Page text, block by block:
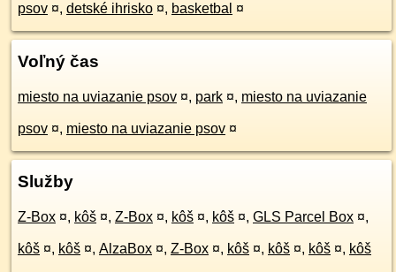
psov ¤, detské ihrisko ¤, basketbal ¤
Voľný čas
miesto na uviazanie psov ¤, park ¤, miesto na uviazanie
psov ¤, miesto na uviazanie psov ¤
Služby
Z-Box ¤, kôš ¤, Z-Box ¤, kôš ¤, kôš ¤, GLS Parcel Box ¤,
kôš ¤, kôš ¤, AlzaBox ¤, Z-Box ¤, kôš ¤, kôš ¤, kôš ¤, kôš